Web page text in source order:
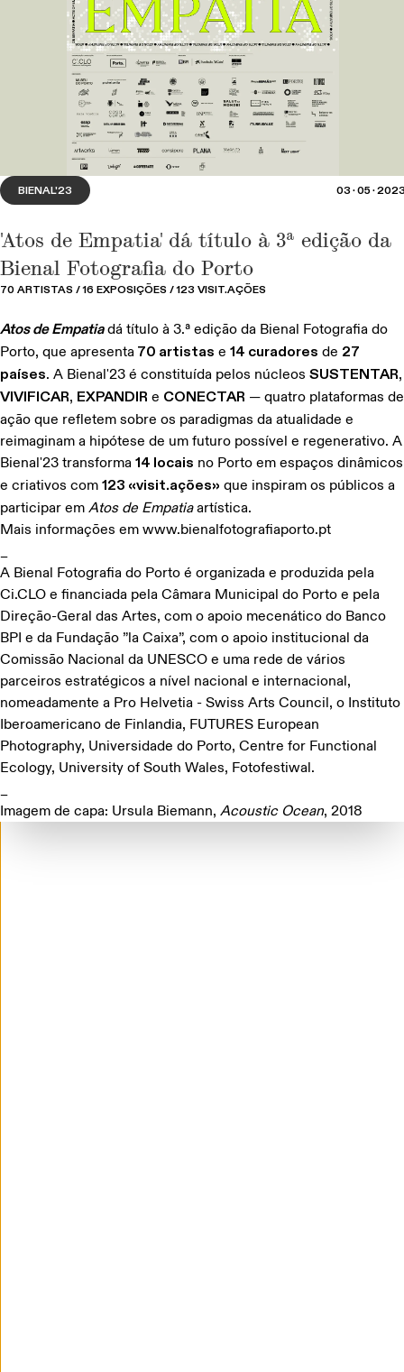
Anna Volnaia, Luca Zangrandi, Guilherme
portefólios na Ci.CLO
Project Rooms 2025: Apresentações de
portefólios na Ci.CLO
30 DE OUTUBRO E 6 DE NOVEMBRO
FUTURES BIENAL'25
BIENAL'23
'Atos de Empatia' dá título à 3ª edição da
Bienal Fotografia do Porto
70 ARTISTAS / 16 EXPOSIÇÕES / 123 VISIT.AÇÕES
Atos de Empatiadá título à 3.ª edição da Bienal Fotografia do
Porto, que apresenta 70 artistas e 14 curadores de 27
países. A Bienal'23 é constituída pelos núcleos SUSTENTAR,
VIVIFICAR, EXPANDIR e CONECTAR — quatro plataformas de
ação que refletem sobre os paradigmas da atualidade e
reimaginam a hipótese de um futuro possível e regenerativo. A
Bienal'23 transforma 14 locais no Porto em espaços dinâmicos
e criativos com 123 «visit.ações» que inspiram os públicos a
participar em Atos de Empatiaartística.
Mais informações em www.bienalfotografiaporto.pt
A Bienal Fotografia do Porto é organizada e produzida pela
Ci.CLO e financiada pela Câmara Municipal do Porto e pela
Direção-Geral das Artes, com o apoio mecenático do Banco
BPI e da Fundação ”la Caixa”, com o apoio institucional da
Comissão Nacional da UNESCO e uma rede de vários
parceiros estratégicos a nível nacional e internacional,
nomeadamente a Pro Helvetia - Swiss Arts Council, o Instituto
Iberoamericano de Finlandia, FUTURES European
Photography, Universidade do Porto, Centre for Functional
Ecology, University of South Wales, Fotofestiwal.
Imagem de capa: Ursula Biemann, Acoustic Ocean, 2018